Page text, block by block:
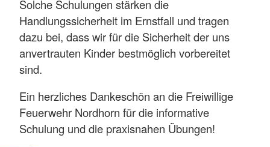
Solche Schulungen stärken die
Handlungssicherheit im Ernstfall und tragen
dazu bei, dass wir für die Sicherheit der uns
anvertrauten Kinder bestmöglich vorbereitet
sind.
Ein herzliches Dankeschön an die Freiwillige
Feuerwehr Nordhorn für die informative
Schulung und die praxisnahen Übungen!